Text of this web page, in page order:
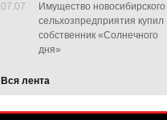
07.07
Имущество новосибирского
сельхозпредприятия купил
собственник «Солнечного
дня»
Вся лента